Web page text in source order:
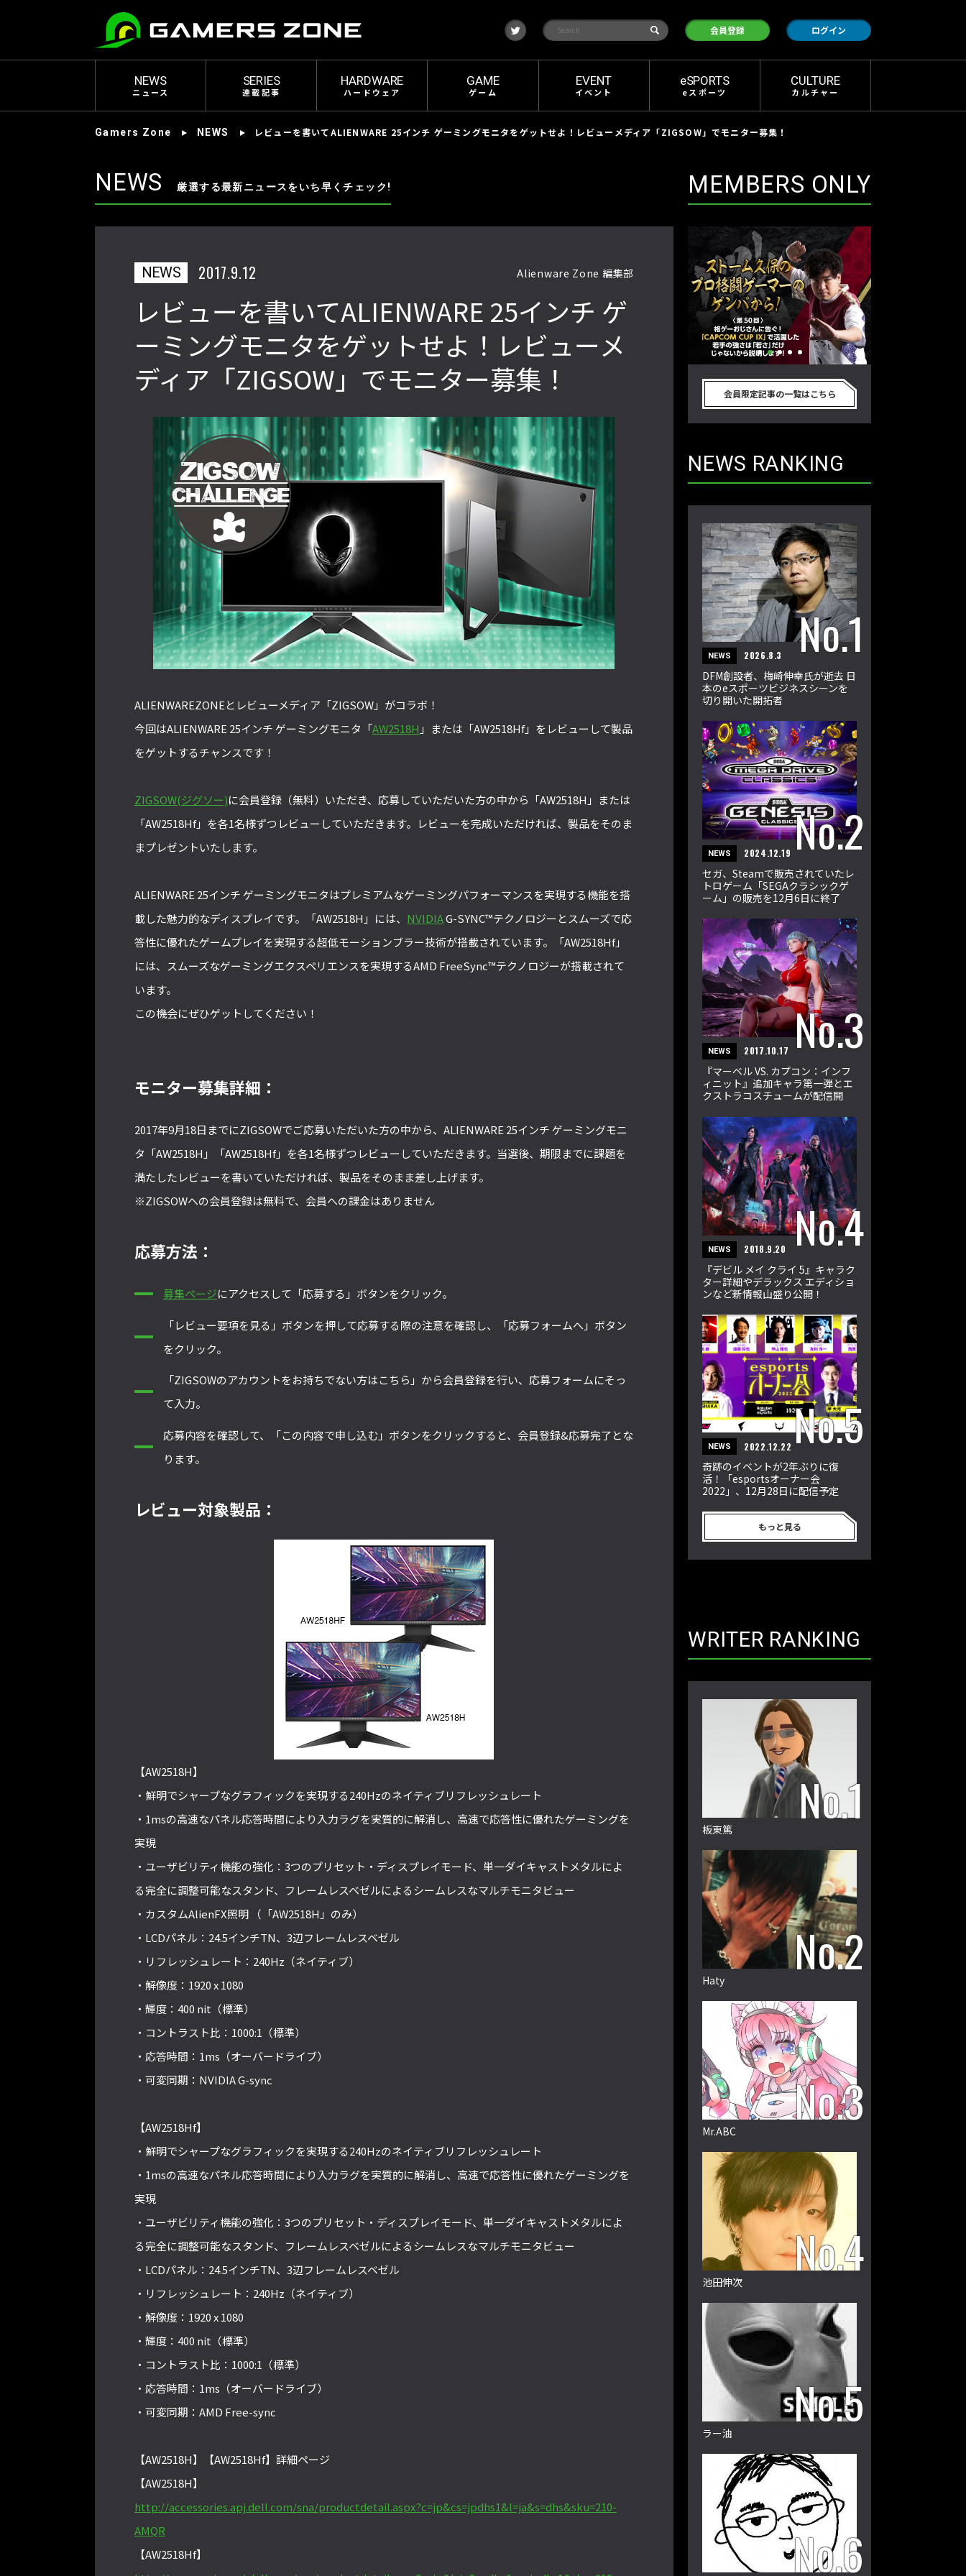
t
w
i
t
検
会員登録 ログイン
NEWS
ニュース
SERIES
連載記事
HARDWARE
ハードウェア
GAME
ゲーム
EVENT
イベント
eSPORTS
eスポーツ
CULTURE
カルチャー
Gamers Zone NEWS レビューを書いてALIENWARE 25インチ ゲーミングモニタをゲットせよ！レビューメディア「ZIGSOW」でモニター募集！
NEWS 厳選する最新ニュースをいち早くチェック!
NEWS 2017.9.12 Alienware Zone 編集部
レビューを書いてALIENWARE 25インチ ゲ
ーミングモニタをゲットせよ！レビューメ
ディア「ZIGSOW」でモニター募集！
ALIENWAREZONEとレビューメディア「ZIGSOW」がコラボ！
今回はALIENWARE 25インチ ゲーミングモニタ「AW2518H 」または「AW2518Hf」をレビューして製品
をゲットするチャンスです！
ZIGSOW(ジグソー)に会員登録（無料）いただき、応募していただいた方の中から「AW2518H」または
「AW2518Hf」を各1名様ずつレビューしていただきます。レビューを完成いただければ、製品をそのま
まプレゼントいたします。
ALIENWARE 25インチ ゲーミングモニタはプレミアムなゲーミングパフォーマンスを実現する機能を搭
載した魅力的なディスプレイです。「AW2518H」には、 NVIDIAG-SYNC™テクノロジーとスムーズで応
答性に優れたゲームプレイを実現する超低モーションブラー技術が搭載されています。「AW2518Hf」
には、スムーズなゲーミングエクスペリエンスを実現するAMD FreeSync™テクノロジーが搭載されて
います。
この機会にぜひゲットしてください！
モニター募集詳細：
2017年9月18日までにZIGSOWでご応募いただいた方の中から、ALIENWARE 25インチ ゲーミングモニ
タ「AW2518H」「AW2518Hf」を各1名様ずつレビューしていただきます。当選後、期限までに課題を
満たしたレビューを書いていただければ、製品をそのまま差し上げます。
※ZIGSOWへの会員登録は無料で、会員への課金はありません
応募方法：
募集ページにアクセスして「応募する」ボタンをクリック。
「レビュー要項を見る」ボタンを押して応募する際の注意を確認し、「応募フォームへ」ボタン
をクリック。
「ZIGSOWのアカウントをお持ちでない方はこちら」から会員登録を行い、応募フォームにそっ
て入力。
応募内容を確認して、「この内容で申し込む」ボタンをクリックすると、会員登録&応募完了とな
ります。
レビュー対象製品：
【AW2518H】
・鮮明でシャープなグラフィックを実現する240Hzのネイティブリフレッシュレート
・1msの高速なパネル応答時間により入力ラグを実質的に解消し、高速で応答性に優れたゲーミングを
実現
・ユーザビリティ機能の強化：3つのプリセット・ディスプレイモード、単一ダイキャストメタルによ
る完全に調整可能なスタンド、フレームレスベゼルによるシームレスなマルチモニタビュー
・カスタムAlienFX照明 （「AW2518H」のみ）
・LCDパネル：24.5インチTN、3辺フレームレスベゼル
・リフレッシュレート：240Hz（ネイティブ）
・解像度：1920 x 1080
・輝度：400 nit（標準）
・コントラスト比：1000:1（標準）
・応答時間：1ms（オーバードライブ）
・可変同期：NVIDIA G-sync
【AW2518Hf】
・鮮明でシャープなグラフィックを実現する240Hzのネイティブリフレッシュレート
・1msの高速なパネル応答時間により入力ラグを実質的に解消し、高速で応答性に優れたゲーミングを
実現
・ユーザビリティ機能の強化：3つのプリセット・ディスプレイモード、単一ダイキャストメタルによ
る完全に調整可能なスタンド、フレームレスベゼルによるシームレスなマルチモニタビュー
・LCDパネル：24.5インチTN、3辺フレームレスベゼル
・リフレッシュレート：240Hz（ネイティブ）
・解像度：1920 x 1080
・輝度：400 nit（標準）
・コントラスト比：1000:1（標準）
・応答時間：1ms（オーバードライブ）
・可変同期：AMD Free-sync
【AW2518H】【AW2518Hf】詳細ページ
【AW2518H】
http://accessories.apj.dell.com/sna/productdetail.aspx?c=jp&cs=jpdhs1&l=ja&s=dhs&sku=210-
AMQR
【AW2518Hf】
MEMBERS ONLY
2022年最後の懺悔！ 「ストリートフ
ァイターリーグ 2022」最終節を終え
ロ格闘ゲーマーのゲンバから！ 第48
「ストリートファイターリーグ
2022」前半戦の反省文を見てほし
トーム久保のプロ格闘ゲーマーのゲン
バから！ 第47回】
『ストV』PS4版とPC版は別のゲーム
性！ 大会での向き合い方を真剣に考
ーマーのゲンバから！ 第51回】
CUP IX」で活躍した若手の強さは
「若さ」だけじゃないから説明しま
格ゲーおじさんに告ぐ！「CAPCOM
CUP IX」で活躍した若手の強さは
「若さ」だけじゃないから説明しま
す！【ストーム久保のプロ格闘ゲーマ
ーのゲンバから！ 第50回】
会員限定記事の一覧はこちら
NEWS RANKING
NEWS 2026.8.3
DFM創設者、梅崎伸幸氏が逝去 日
本のeスポーツビジネスシーンを
切り開いた開拓者
NEWS 2024.12.19
セガ、Steamで販売されていたレ
トロゲーム「SEGAクラシックゲ
ーム」の販売を12月6日に終了
NEWS 2017.10.17
『マーベル VS. カプコン：インフ
ィニット』追加キャラ第一弾とエ
クストラコスチュームが配信開
NEWS 2018.9.20
『デビル メイ クライ 5』キャラク
ター詳細やデラックス エディショ
ンなど新情報山盛り公開！
NEWS 2022.12.22
奇跡のイベントが2年ぶりに復
活！「esportsオーナー会
2022」、12月28日に配信予定
もっと見る
WRITER RANKING
板東篤
Haty
Mr.ABC
池田伸次
ラー油